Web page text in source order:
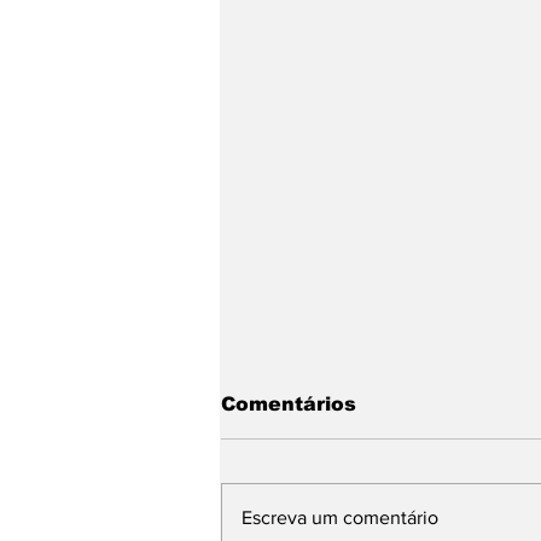
São João Eudes
Comentários
Escreva um comentário